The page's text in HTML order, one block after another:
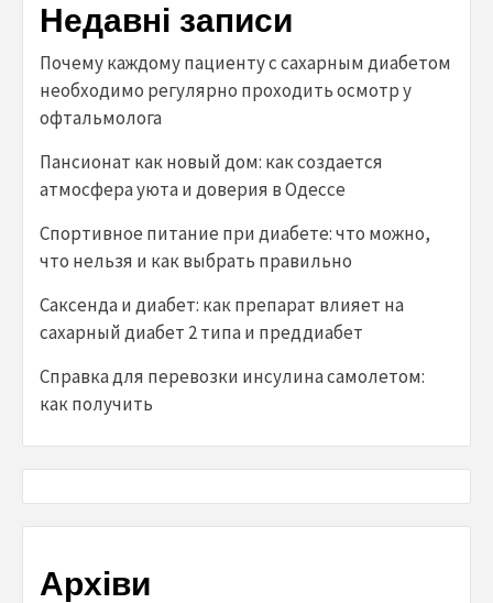
Недавні записи
Почему каждому пациенту с сахарным диабетом
необходимо регулярно проходить осмотр у
офтальмолога
Пансионат как новый дом: как создается
атмосфера уюта и доверия в Одессе
Спортивное питание при диабете: что можно,
что нельзя и как выбрать правильно
Саксенда и диабет: как препарат влияет на
сахарный диабет 2 типа и преддиабет
Справка для перевозки инсулина самолетом:
как получить
Архіви